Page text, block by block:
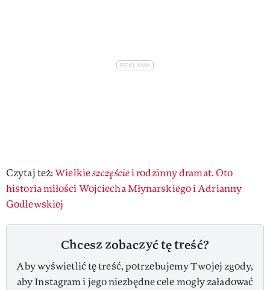
Czytaj też:Wielkieszczęściei rodzinny dramat. Oto
historia miłości Wojciecha Młynarskiego i Adrianny
Godlewskiej
Chcesz zobaczyć tę treść?
Aby wyświetlić tę treść, potrzebujemy Twojej zgody,
aby Instagram i jego niezbędne cele mogły załadować